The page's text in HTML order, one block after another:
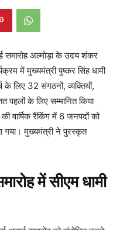
समारोह अल्मोड़ा के उदय शंकर
में मुख्यमंत्री पुष्कर सिंह धामी
के लिए 32 संगठनों, व्यक्तियों,
पहलों के लिए सम्मानित किया
वार्षिक रैंकिंग में 6 जनपदों को
गया। मुख्यमंत्री ने पुरस्कृत
में सीएम धामी